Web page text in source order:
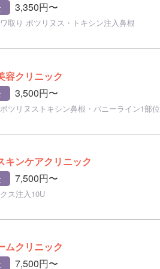
3,350円〜
取り ボツリヌス・トキシン注入鼻根
容クリニック
3,500円〜
ツリヌストキシン鼻根・バニーライン1部位
キンケアクリニック
7,500円〜
ス注入10U
ムクリニック
7,500円〜